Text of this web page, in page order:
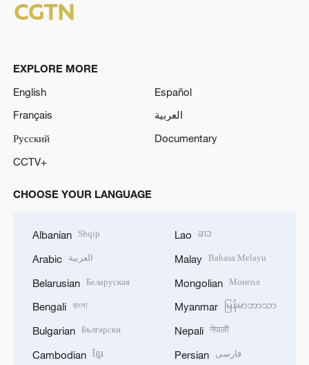
EXPLORE MORE
English
Español
Français
العربية
Русский
Documentary
CCTV+
CHOOSE YOUR LANGUAGE
Albanian Shqip
Arabic العربية
Belarusian Беларуская
Bengali বাংলা
Bulgarian Български
Cambodian ខ្មែរ
Lao ລາວ
Malay Bahasa Melayu
Mongolian Монгол
Myanmar မြန်မာဘာသာ
Nepali नेपाली
Persian فارسی